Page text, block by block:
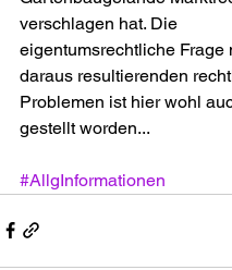
verschlagen hat. Die
eigentumsrechtliche Frage
daraus resultierenden
Problemen ist hier wohl
gestellt worden...
#AllgInformationen